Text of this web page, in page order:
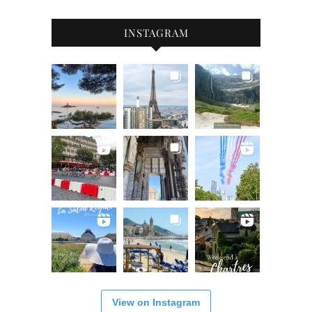
INSTAGRAM
View on Instagram